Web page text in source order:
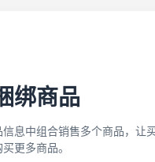
绑商品
息中组合销售多个商品，让
更多商品。